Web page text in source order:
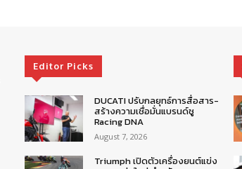
Editor Picks
DUCATI ปรับกลยุทธ์การสื่อสาร-
สร้างความเชื่อมั่นแบรนด์ชู
Racing DNA
August 7, 2026
Triumph เปิดตัวเครื่องยนต์แข่ง